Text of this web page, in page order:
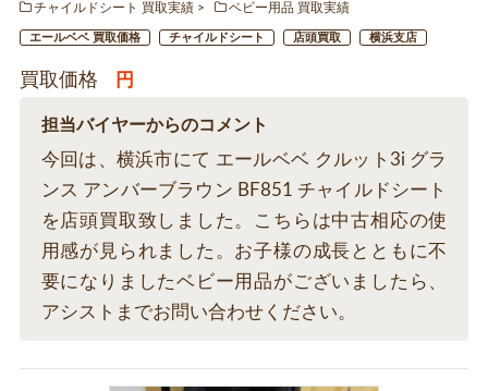
チャイルドシート 買取実績
ベビー用品 買取実績
エールベベ 買取価格 チャイルドシート 店頭買取 横浜支店
買取価格 円
担当バイヤーからのコメント
今回は、横浜市にて エールベベ クルット3i グラ
ンス アンバーブラウン BF851 チャイルドシート
を店頭買取致しました。こちらは中古相応の使
用感が見られました。お子様の成長とともに不
要になりましたベビー用品がございましたら、
アシストまでお問い合わせください。